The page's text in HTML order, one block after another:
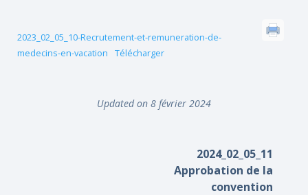
2023_02_05_10-Recrutement-et-remuneration-de-
medecins-en-vacation
Télécharger
Updated on 8 février 2024
2024_02_05_11
Approbation de la
convention